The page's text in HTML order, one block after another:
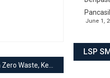
June 1,
LSP